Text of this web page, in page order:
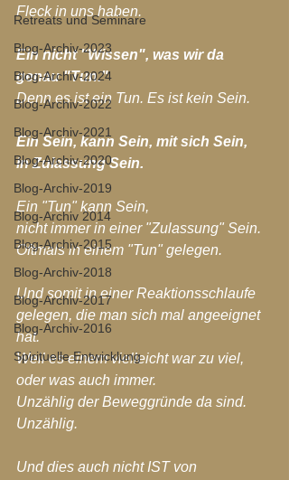
Retreats und Seminare
Blog-Archiv-2023
Blog-Archiv-2024
Blog-Archiv-2022
Blog-Archiv-2021
Blog-Archiv-2020
Blog-Archiv-2019
Blog-Archiv 2014
Blog-Archiv-2015
Blog-Archiv-2018
Blog-Archiv-2017
Blog-Archiv-2016
Spirituelle Entwicklung
Fleck in uns haben.
Ein nicht "Wissen", was wir da
genau "Tun."
Denn es ist ein Tun. Es ist kein Sein.
Ein Sein, kann Sein, mit sich Sein,
in Zulassung Sein.
Ein "Tun" kann Sein,
nicht immer in einer "Zulassung" Sein.
Oftmals in einem "Tun" gelegen.
Und somit in einer Reaktionsschlaufe
gelegen, die man sich mal angeeignet
hat.
Weil es einem vielleicht war zu viel,
oder was auch immer.
Unzählig der Beweggründe da sind.
Unzählig.
Und dies auch nicht IST von